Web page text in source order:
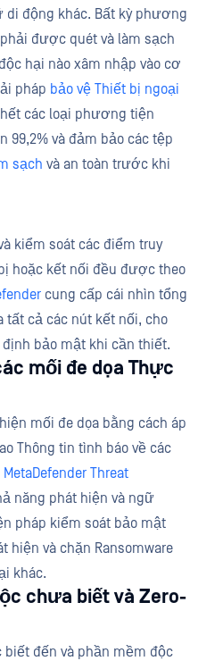
di động khác. Bất kỳ phương
được quét và làm sạch
hại nào xâm nhập vào cơ
pháp bảo vệ Thiết bị ngoại
các loại phương tiện
99,2% và đảm bảo các tệp
sạch và an toàn trước khi
kiểm soát các điểm truy
hoặc kết nối đều được theo
cung cấp cái nhìn tổng
tất cả các nút kết nối, cho
bảo mật khi cần thiết.
mối đe dọa Thực
mối đe dọa bằng cách áp
Thông tin tình báo về các
MetaDefender Threat
năng phát hiện và ngữ
pháp kiểm soát bảo mật
và chặn Ransomware
khác.
chưa biết và Zero-
đến và phần mềm độc